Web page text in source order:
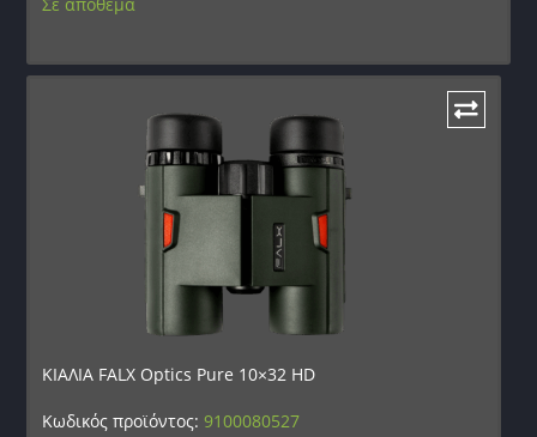
Σε απόθεμα
ΚΙΑΛΙΑ FALX Optics Pure 10×32 HD
Κωδικός προϊόντος:9100080527